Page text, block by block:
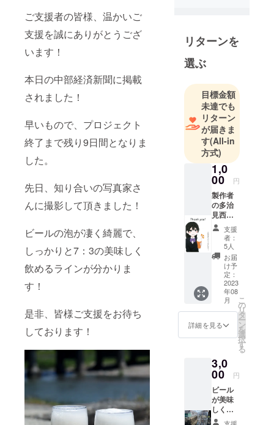
ご支援者の皆様、温かいご
支援を誠にありがとうござ
います！
本日の中部経済新聞に掲載
されました！
早いもので、プロジェクト
終了まで残り9日間となりま
した。
先日、知り合いの写真家さ
んに撮影して頂きました！
ビールの泡が凄く綺麗で、
しっかりと7：3の美味しく
飲めるラインが分かりま
す！
是非、皆様ご支援をお待ち
しております！
ドブラスト
＆蓄光で新
しいグラス
た商品を開
発製造して
おります。
リターンを
選ぶ
目標金額
未達でも
リターン
が届きま
す(All-in
方式)
1,0
00 円
製作者
の多治
見西高
等学校
美術部
生徒さ
んによ
るお礼
状。 第
21回
「多治
「き」
業展」
の招待
状は年
末にお
届けし
ます。
ご来場
の交通
費は含
支援
者：
5人
お届
け予
定：
2023
年08
月
詳細を見る
こ
の
リ
タ
ー
ン
を
選
択
す
る
3,0
00 円
ビール
が美味
しく飲
めるグ